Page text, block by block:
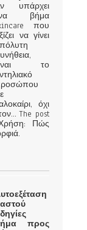
υπάρχει
βήμα
που
να γίνει
το
όχι
The post
Πώς
προς